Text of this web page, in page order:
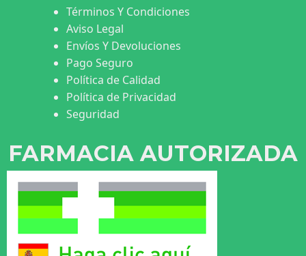
Términos Y Condiciones
Aviso Legal
Envíos Y Devoluciones
Pago Seguro
Política de Calidad
Política de Privacidad
Seguridad
FARMACIA AUTORIZADA